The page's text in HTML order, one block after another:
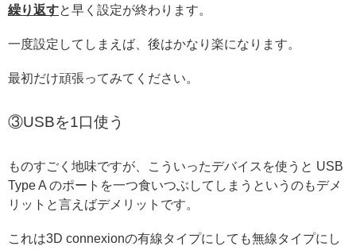
繰り返すと早く設定が終わります。
一度設定してしまえば、後はかなり楽になります。
最初だけ頑張ってみてください。
③USBを1口使う
ものすごく地味ですが、こういったデバイスを使うと USB
Type A のポートを一つ食いつぶしてしまうというのもデメ
リットと言えばデメリットです。
これは3D connexionの有線タイプにしても無線タイプにし